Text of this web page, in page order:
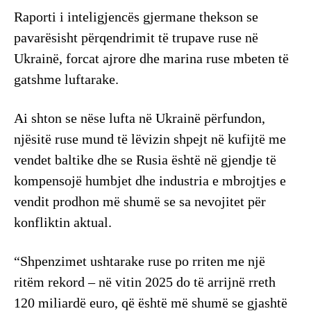
Raporti i inteligjencës gjermane thekson se
pavarësisht përqendrimit të trupave ruse në
Ukrainë, forcat ajrore dhe marina ruse mbeten të
gatshme luftarake.
Ai shton se nëse lufta në Ukrainë përfundon,
njësitë ruse mund të lëvizin shpejt në kufijtë me
vendet baltike dhe se Rusia është në gjendje të
kompensojë humbjet dhe industria e mbrojtjes e
vendit prodhon më shumë se sa nevojitet për
konfliktin aktual.
“Shpenzimet ushtarake ruse po rriten me një
ritëm rekord – në vitin 2025 do të arrijnë rreth
120 miliardë euro, që është më shumë se gjashtë